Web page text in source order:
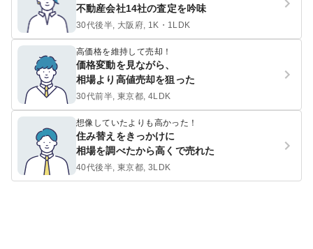
不動産会社14社の査定を吟味
30代後半, 大阪府, 1K・1LDK
高価格を維持して売却！
価格変動を見ながら、
相場より高値売却を狙った
30代前半, 東京都, 4LDK
想像していたよりも高かった！
住み替えをきっかけに
相場を調べたから高くで売れた
40代後半, 東京都, 3LDK